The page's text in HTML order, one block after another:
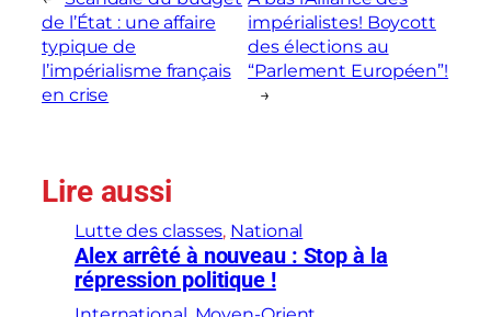
de l’État : une affaire
typique de
l’impérialisme français
en crise
impérialistes! Boycott
des élections au
“Parlement Européen”!
→
Lire aussi
Lutte des classes, National
Alex arrêté à nouveau : Stop à la
répression politique !